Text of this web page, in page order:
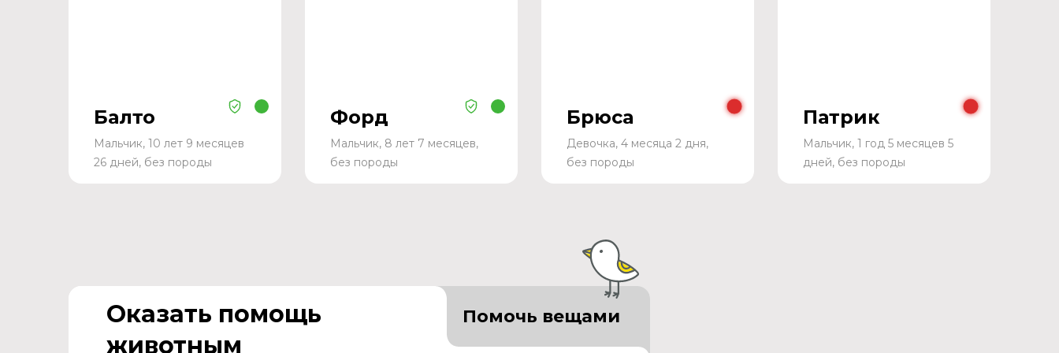
Балто
Мальчик, 10 лет 9 месяцев
26 дней, без породы
Форд
Мальчик, 8 лет 7 месяцев,
без породы
Брюса
Девочка, 4 месяца 2 дня,
без породы
Патрик
Мальчик, 1 год 5 месяцев 5
дней, без породы
Оказать помощь
животным
Помочь вещами